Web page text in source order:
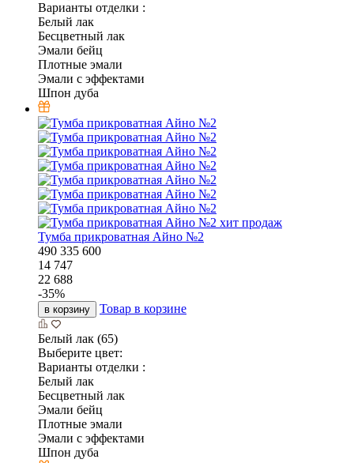
Варианты отделки :
Белый лак
Бесцветный лак
Эмали бейц
Плотные эмали
Эмали с эффектами
Шпон дуба
хит продаж
Тумба прикроватная Айно №2
490 335 600
14 747
22 688
-35%
в корзину Товар в корзине
Белый лак (65)
Выберите цвет:
Варианты отделки :
Белый лак
Бесцветный лак
Эмали бейц
Плотные эмали
Эмали с эффектами
Шпон дуба